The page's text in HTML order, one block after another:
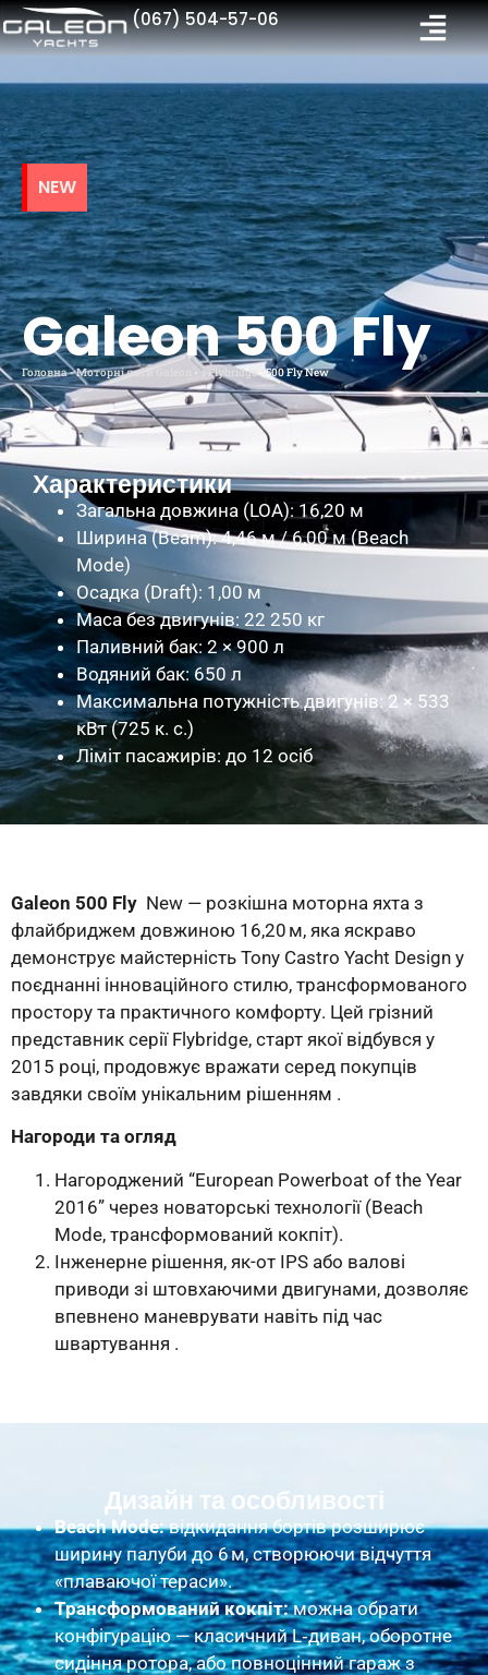
(067) 504-57-06
NEW
Galeon 500 Fly
Головна-Моторні яхти Galeon -з Flybridge-500 Fly New
Характеристики
Загальна довжина (LOA): 16,20 м
Ширина (Beam): 4,46 м / 6,00 м (Beach
Mode)
Осадка (Draft): 1,00 м
Маса без двигунів: 22 250 кг
Паливний бак: 2 × 900 л
Водяний бак: 650 л
Максимальна потужність двигунів: 2 × 533
кВт (725 к. с.)
Ліміт пасажирів: до 12 осіб
Galeon 500 Fly New — розкішна моторна яхта з
флайбриджем довжиною 16,20 м, яка яскраво
демонструє майстерність Tony Castro Yacht Design у
поєднанні інноваційного стилю, трансформованого
простору та практичного комфорту. Цей грізний
представник серії Flybridge, старт якої відбувся у
2015 році, продовжує вражати серед покупців
завдяки своїм унікальним рішенням .
Нагороди та огляд
Нагороджений “European Powerboat of the Year
2016” через новаторські технології (Beach
Mode, трансформований кокпіт).
Інженерне рішення, як-от IPS або валові
приводи зі штовхаючими двигунами, дозволяє
впевнено маневрувати навіть під час
швартування .
Дизайн та особливості
Beach Mode:відкидання бортів розширює
ширину палуби до 6 м, створюючи відчуття
«плаваючої тераси».
Трансформований кокпіт:можна обрати
конфігурацію — класичний L‑диван, оборотне
сидіння ротора, або повноцінний гараж з